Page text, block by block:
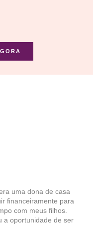
uma dona de casa
financeiramente para
com meus filhos.
a oportunidade de ser